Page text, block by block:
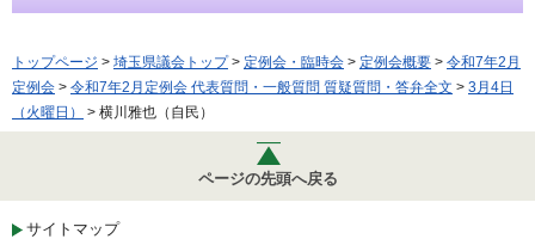
トップページ > 埼玉県議会トップ> 定例会・臨時会 > 定例会概要 > 令和7年2月
定例会 > 令和7年2月定例会 代表質問・一般質問 質疑質問・答弁全文 > 3月4日
（火曜日）
> 横川雅也（自民）
ページの先頭へ戻る
サイトマップ